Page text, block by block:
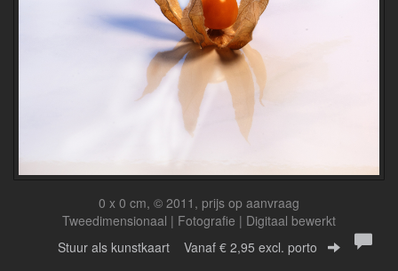
0 x 0 cm, © 2011, prijs op aanvraag
Tweedimensionaal | Fotografie | Digitaal bewerkt
Stuur als kunstkaart Vanaf € 2,95 excl. porto